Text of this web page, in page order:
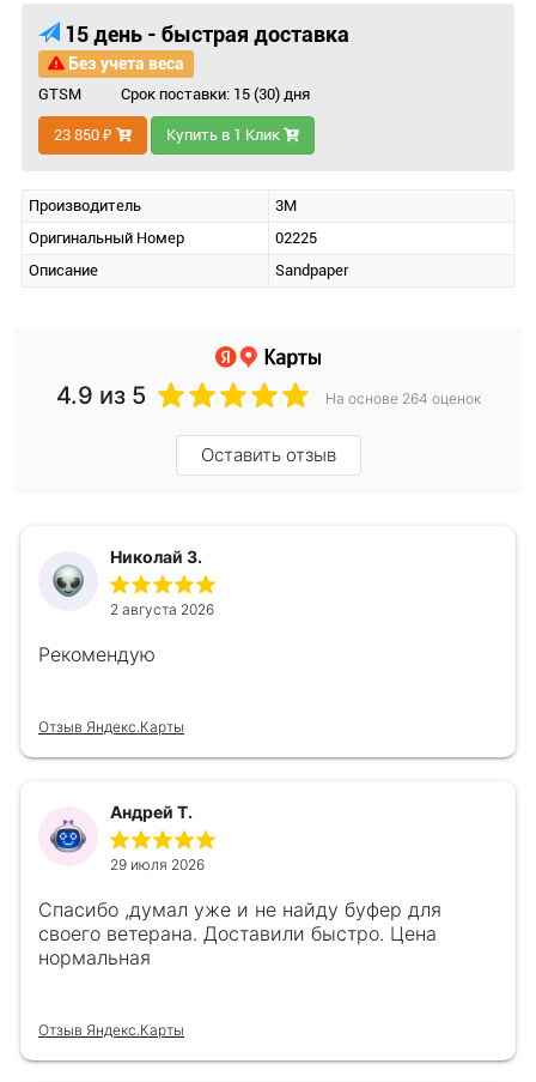
15 день - быстрая доставка
Без учета веса
GTSM Срок поставки: 15 (30) дня
23 850 ₽ Купить в 1 Клик
Производитель
3M
Оригинальный Номер
02225
Описание
Sandpaper
4.9 из 5 На основе 264 оценок
Оставить отзыв
Николай З.
2 августа 2026
Рекомендую
Отзыв Яндекс.Карты
Андрей Т.
29 июля 2026
Спасибо ,думал уже и не найду буфер для
своего ветерана. Доставили быстро. Цена
нормальная
Отзыв Яндекс.Карты